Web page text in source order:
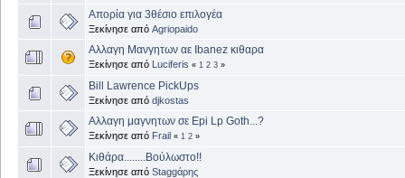
Απορία για 3θέσιο επιλογέα
Ξεκίνησε από Agriopaido
Αλλαγη Μανγητων αε Ibanez κιθαρα
Ξεκίνησε από Luciferis « 1 2 3 »
Bill Lawrence PickUps
Ξεκίνησε από djkostas
Αλλαγη μαγνητων σε Epi Lp Goth...?
Ξεκίνησε από Frail « 1 2 »
Κιθάρα........Βούλωστο!!
Ξεκίνησε από Staggάρης